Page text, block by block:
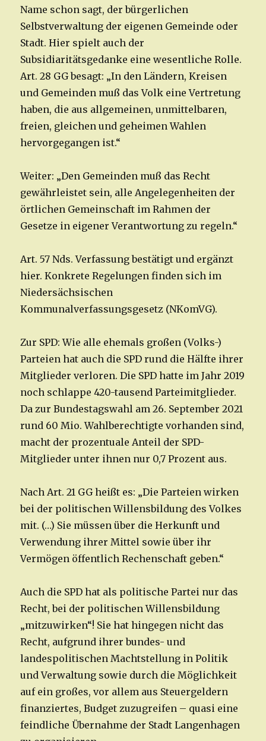
Name schon sagt, der bürgerlichen
Selbstverwaltung der eigenen Gemeinde oder
Stadt. Hier spielt auch der
Subsidiaritätsgedanke eine wesentliche Rolle.
Art. 28 GG besagt: „In den Ländern, Kreisen
und Gemeinden muß das Volk eine Vertretung
haben, die aus allgemeinen, unmittelbaren,
freien, gleichen und geheimen Wahlen
hervorgegangen ist.“
Weiter: „Den Gemeinden muß das Recht
gewährleistet sein, alle Angelegenheiten der
örtlichen Gemeinschaft im Rahmen der
Gesetze in eigener Verantwortung zu regeln.“
Art. 57 Nds. Verfassung bestätigt und ergänzt
hier. Konkrete Regelungen finden sich im
Niedersächsischen
Kommunalverfassungsgesetz (NKomVG).
Zur SPD: Wie alle ehemals großen (Volks-)
Parteien hat auch die SPD rund die Hälfte ihrer
Mitglieder verloren. Die SPD hatte im Jahr 2019
noch schlappe 420-tausend Parteimitglieder.
Da zur Bundestagswahl am 26. September 2021
rund 60 Mio. Wahlberechtigte vorhanden sind,
macht der prozentuale Anteil der SPD-
Mitglieder unter ihnen nur 0,7 Prozent aus.
Nach Art. 21 GG heißt es: „Die Parteien wirken
bei der politischen Willensbildung des Volkes
mit. (…) Sie müssen über die Herkunft und
Verwendung ihrer Mittel sowie über ihr
Vermögen öffentlich Rechenschaft geben.“
Auch die SPD hat als politische Partei nur das
Recht, bei der politischen Willensbildung
„mitzuwirken“! Sie hat hingegen nicht das
Recht, aufgrund ihrer bundes- und
landespolitischen Machtstellung in Politik
und Verwaltung sowie durch die Möglichkeit
auf ein großes, vor allem aus Steuergeldern
finanziertes, Budget zuzugreifen – quasi eine
feindliche Übernahme der Stadt Langenhagen